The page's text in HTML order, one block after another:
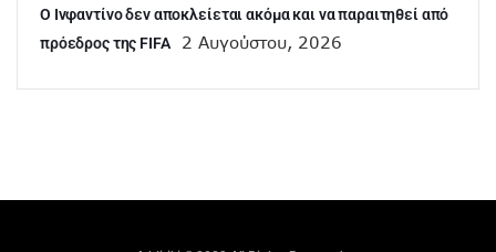
Ο Ινφαντίνο δεν αποκλείεται ακόμα και να παραιτηθεί από
πρόεδρος της FIFA
2 Αυγούστου, 2026